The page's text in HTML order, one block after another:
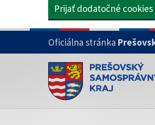
Prijať dodatočné cookies
PRESKOČIŤ NA HLAVNÝ OBSAH
Oficiálna stránka
Doména psk.sk je
Toto je oficiálna webová